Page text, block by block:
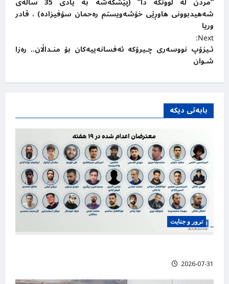
o
s
t
n
a
v
i
g
n
شه‌هیدبوونی هاوڕێی خۆشه‌ویستم ره‌حمان سۆفیزاده) ، قادر
وریا
Next:
ئـیزۆپ نووسەری چـیرۆکە ئەفسانەییەکان بۆ منـداڵان.. رەزا
شـوان
بابەتی دیکە
ترور و جنایت
2026-07-31